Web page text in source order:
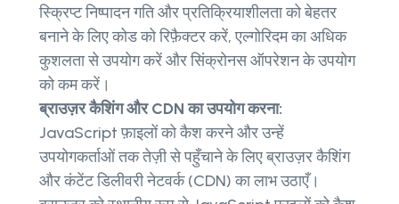
स्क्रिप्ट निष्पादन गति और प्रतिक्रियाशीलता को बेहतर
बनाने के लिए कोड को रिफ़ैक्टर करें, एल्गोरिदम का अधिक
कुशलता से उपयोग करें और सिंक्रोनस ऑपरेशन के उपयोग
को कम करें।
ब्राउज़र कैशिंग और CDN का उपयोग करना:
JavaScript फ़ाइलों को कैश करने और उन्हें
उपयोगकर्ताओं तक तेज़ी से पहुँचाने के लिए ब्राउज़र कैशिंग
और कंटेंट डिलीवरी नेटवर्क (CDN) का लाभ उठाएँ।